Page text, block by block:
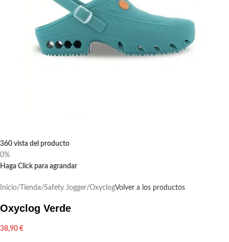
360 vista del producto
0%
Haga Click para agrandar
Inicio/ Tienda/Safety Jogger/OxyclogVolver a los productos
Oxyclog Verde
38,90 €